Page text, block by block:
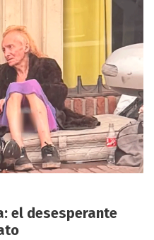
el desesperante